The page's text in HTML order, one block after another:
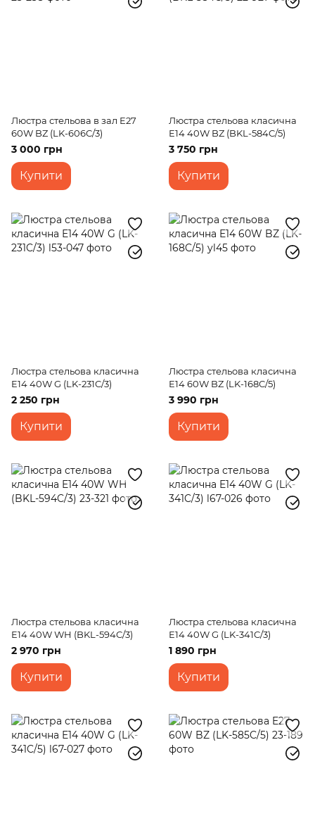
Люстра стельова в зал E27
60W BZ (LK-606C/3)
3 000 грн
Купити
Люстра стельова класична
E14 40W BZ (BKL-584C/5)
3 750 грн
Купити
Люстра стельова класична
E14 40W G (LK-231C/3)
2 250 грн
Купити
Люстра стельова класична
E14 60W BZ (LK-168C/5)
3 990 грн
Купити
Люстра стельова класична
E14 40W WH (BKL-594C/3)
2 970 грн
Купити
Люстра стельова класична
E14 40W G (LK-341C/3)
1 890 грн
Купити